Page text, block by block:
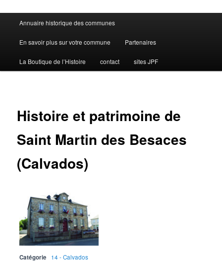
Menu
principal
Annuaire historique des communes
En savoir plus sur votre commune Partenaires
La Boutique de l’Histoire contact sites JPF
Histoire et patrimoine de
Saint Martin des Besaces
(Calvados)
Catégorie
14 - Calvados